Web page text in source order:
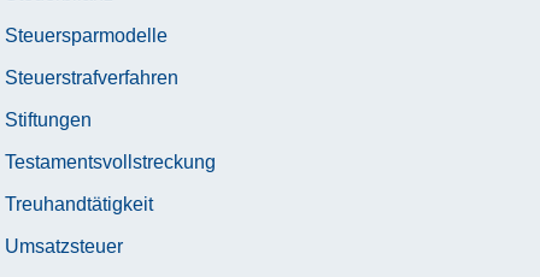
Steuersparmodelle
Steuerstrafverfahren
Stiftungen
Testamentsvollstreckung
Treuhandtätigkeit
Umsatzsteuer